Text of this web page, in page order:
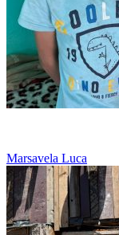
Marsavela Luca